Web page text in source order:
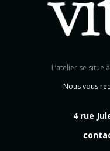
L’atelier se situe
Nous vous
4 rue